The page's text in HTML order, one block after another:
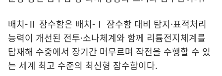
배치-Ⅱ 잠수함은 배치-Ⅰ 잠수함 대비 탐지·표적처리
능력이 개선된 전투·소나체계와 함께 리튬전지체계를
탑재해 수중에서 장기간 머무르며 작전을 수행할 수 있
는 세계 최고 수준의 최신형 잠수함이다.